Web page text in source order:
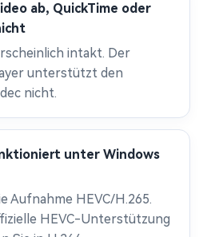
ab, QuickTime oder
intakt. Der
unterstützt den
nicht.
unter Windows
Aufnahme HEVC/H.265.
HEVC-Unterstützung